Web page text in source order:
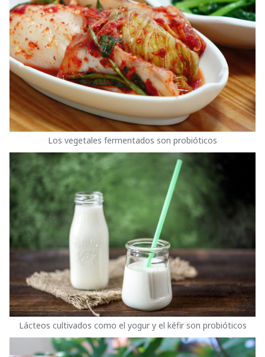
Los vegetales fermentados son probióticos
Lácteos cultivados como el yogur y el kéfir son probióticos